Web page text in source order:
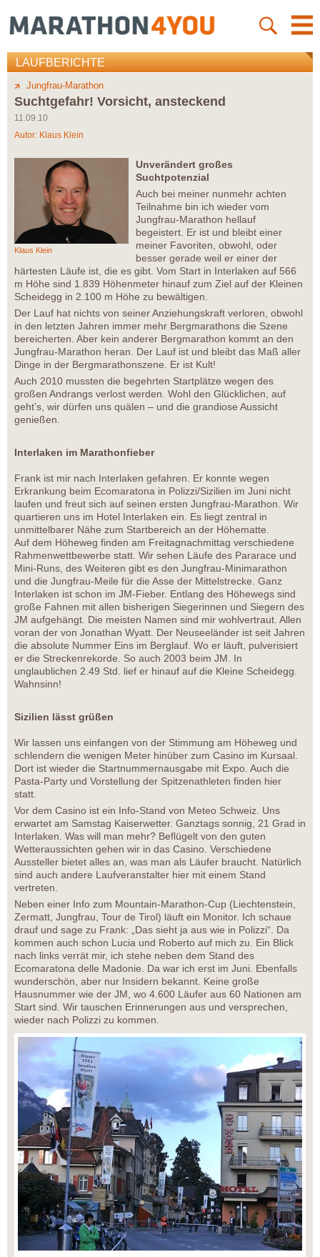
LAUFBERICHTE
Jungfrau-Marathon
Suchtgefahr! Vorsicht, ansteckend
11.09.10
Autor: Klaus Klein
Klaus Klein
Unverändert großes
Suchtpotenzial
Auch bei meiner nunmehr achten
Teilnahme bin ich wieder vom
Jungfrau-Marathon hellauf
begeistert. Er ist und bleibt einer
meiner Favoriten, obwohl, oder
besser gerade weil er einer der
härtesten Läufe ist, die es gibt. Vom Start in Interlaken auf 566
m Höhe sind 1.839 Höhenmeter hinauf zum Ziel auf der Kleinen
Scheidegg in 2.100 m Höhe zu bewältigen.
Der Lauf hat nichts von seiner Anziehungskraft verloren, obwohl
in den letzten Jahren immer mehr Bergmarathons die Szene
bereicherten. Aber kein anderer Bergmarathon kommt an den
Jungfrau-Marathon heran. Der Lauf ist und bleibt das Maß aller
Dinge in der Bergmarathonszene. Er ist Kult!
Auch 2010 mussten die begehrten Startplätze wegen des
großen Andrangs verlost werden. Wohl den Glücklichen, auf
geht’s, wir dürfen uns quälen – und die grandiose Aussicht
genießen.
Interlaken im Marathonfieber
Frank ist mir nach Interlaken gefahren. Er konnte wegen
Erkrankung beim Ecomaratona in Polizzi/Sizilien im Juni nicht
laufen und freut sich auf seinen ersten Jungfrau-Marathon. Wir
quartieren uns im Hotel Interlaken ein. Es liegt zentral in
unmittelbarer Nähe zum Startbereich an der Höhematte.
Auf dem Höheweg finden am Freitagnachmittag verschiedene
Rahmenwettbewerbe statt. Wir sehen Läufe des Pararace und
Mini-Runs, des Weiteren gibt es den Jungfrau-Minimarathon
und die Jungfrau-Meile für die Asse der Mittelstrecke. Ganz
Interlaken ist schon im JM-Fieber. Entlang des Höhewegs sind
große Fahnen mit allen bisherigen Siegerinnen und Siegern des
JM aufgehängt. Die meisten Namen sind mir wohlvertraut. Allen
voran der von Jonathan Wyatt. Der Neuseeländer ist seit Jahren
die absolute Nummer Eins im Berglauf. Wo er läuft, pulverisiert
er die Streckenrekorde. So auch 2003 beim JM. In
unglaublichen 2.49 Std. lief er hinauf auf die Kleine Scheidegg.
Wahnsinn!
Sizilien lässt grüßen
Wir lassen uns einfangen von der Stimmung am Höheweg und
schlendern die wenigen Meter hinüber zum Casino im Kursaal.
Dort ist wieder die Startnummernausgabe mit Expo. Auch die
Pasta-Party und Vorstellung der Spitzenathleten finden hier
statt.
Vor dem Casino ist ein Info-Stand von Meteo Schweiz. Uns
erwartet am Samstag Kaiserwetter. Ganztags sonnig, 21 Grad in
Interlaken. Was will man mehr? Beflügelt von den guten
Wetteraussichten gehen wir in das Casino. Verschiedene
Aussteller bietet alles an, was man als Läufer braucht. Natürlich
sind auch andere Laufveranstalter hier mit einem Stand
vertreten.
Neben einer Info zum Mountain-Marathon-Cup (Liechtenstein,
Zermatt, Jungfrau, Tour de Tirol) läuft ein Monitor. Ich schaue
drauf und sage zu Frank: „Das sieht ja aus wie in Polizzi“. Da
kommen auch schon Lucia und Roberto auf mich zu. Ein Blick
nach links verrät mir, ich stehe neben dem Stand des
Ecomaratona delle Madonie. Da war ich erst im Juni. Ebenfalls
wunderschön, aber nur Insidern bekannt. Keine große
Hausnummer wie der JM, wo 4.600 Läufer aus 60 Nationen am
Start sind. Wir tauschen Erinnerungen aus und versprechen,
wieder nach Polizzi zu kommen.